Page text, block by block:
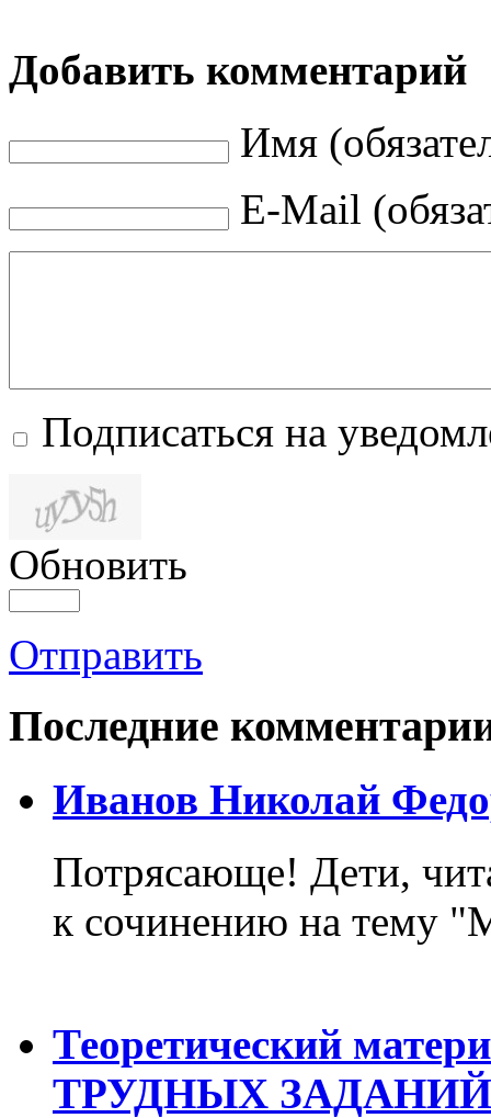
Добавить комментарий
Имя
E-Mail
Подписаться на
Обновить
Отправить
Последние
Иванов Николай
Потрясающе! Дети,
к сочинению на тему
Теоретический
ТРУДНЫХ